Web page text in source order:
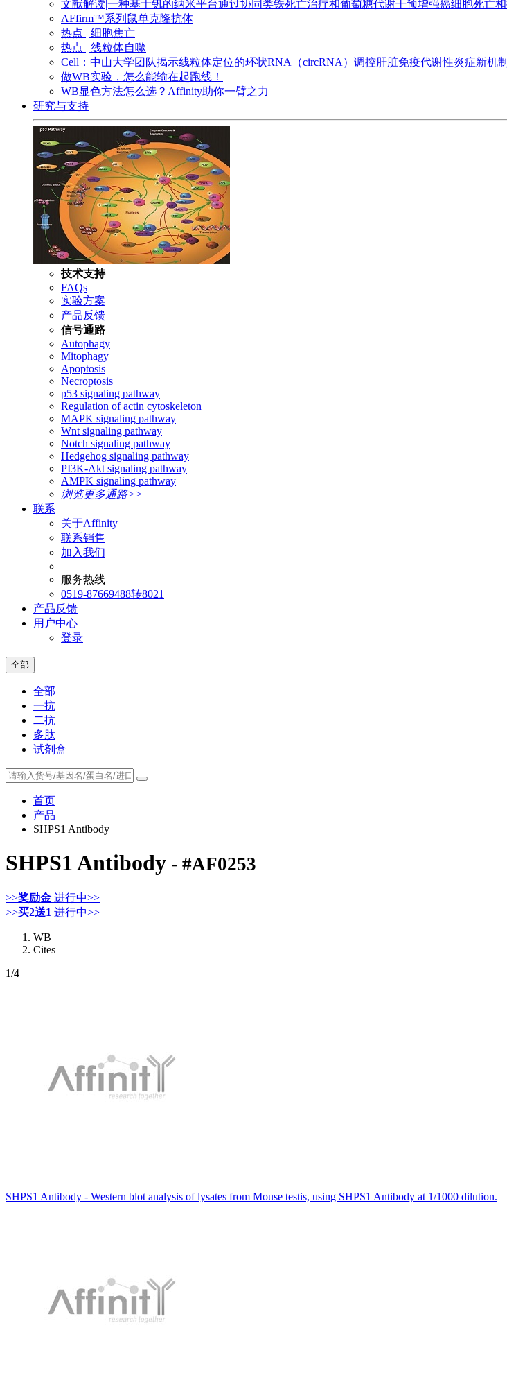
文献解读|一种基于钒的纳米平台通过协同类铁死亡治疗和葡萄糖代谢干预增强癌细胞死亡
AFfirm™系列鼠单克隆抗体
热点 | 细胞焦亡
热点 | 线粒体自噬
Cell：中山大学团队揭示线粒体定位的环状RNA（circRNA）调控肝脏免疫代谢性炎症新机制
做WB实验，怎么能输在起跑线！
WB显色方法怎么选？Affinity助你一臂之力
研究与支持
技术支持
FAQs
实验方案
产品反馈
信号通路
Autophagy
Mitophagy
Apoptosis
Necroptosis
p53 signaling pathway
Regulation of actin cytoskeleton
MAPK signaling pathway
Wnt signaling pathway
Notch signaling pathway
Hedgehog signaling pathway
PI3K-Akt signaling pathway
AMPK signaling pathway
浏览更多通路>>
联系
关于Affinity
联系销售
加入我们
服务热线
0519-87669488转8021
产品反馈
用户中心
登录
全部
全部
一抗
二抗
多肽
试剂盒
首页
产品
SHPS1 Antibody
SHPS1 Antibody - #AF0253
>>奖励金 进行中>>
>>买2送1 进行中>>
WB
Cites
1/4
SHPS1 Antibody - Western blot analysis of lysates from Mouse testis, using SHPS1 Antibody at 1/1000 dilution.